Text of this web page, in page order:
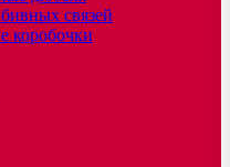
связей
коробочки